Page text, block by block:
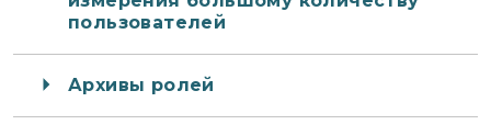
пользователей
Архивы ролей